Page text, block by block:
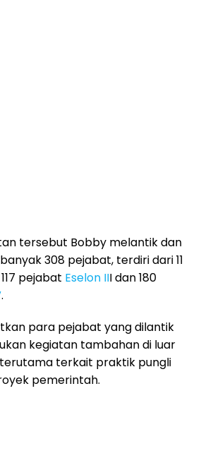
tersebut Bobby melantik dan
308 pejabat, terdiri dari 11
117 pejabat Eselon III dan 180
.
para pejabat yang dilantik
kegiatan tambahan di luar
terkait praktik pungli
pemerintah.